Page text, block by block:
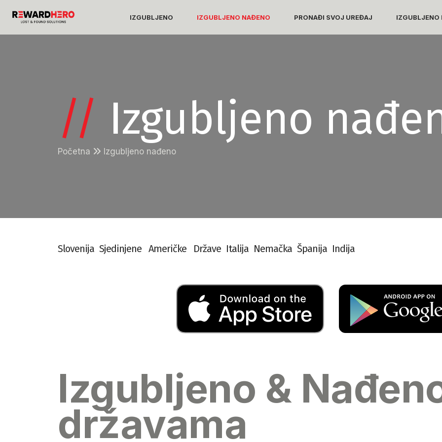
IZGUBLJENO IZGUBLJENO NAĐENO PRONAĐI SVOJ UREĐAJ IZGUBLJENO
// Izgubljeno
Početna Izgubljeno nađeno
Slovenija Sjedinjene Američke Države Italija Nemačka Španija Indija
Izgubljeno &
državama